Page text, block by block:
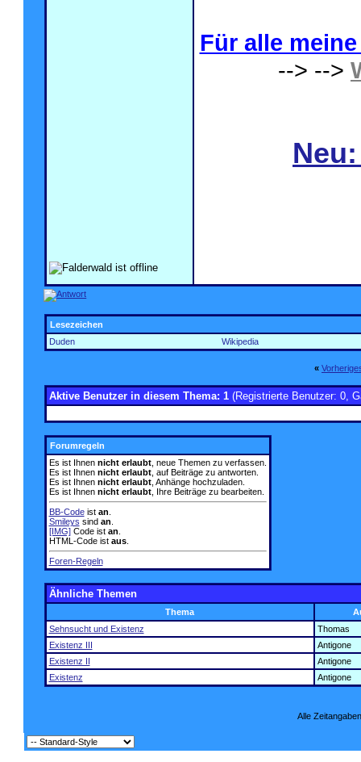
Für alle
--> -->
Lesezeichen
Duden
Wikipedia
«
Aktive Benutzer in diesem Thema: 1 (Registrierte Benutzer: 0,
Forumregeln
Es ist Ihnen nicht erlaubt, neue Themen zu verfassen.
Es ist Ihnen nicht erlaubt, auf Beiträge zu antworten.
Es ist Ihnen nicht erlaubt, Anhänge hochzuladen.
Es ist Ihnen nicht erlaubt, Ihre Beiträge zu bearbeiten.
BB-Codeist an
Smileys sind an
[IMG]Code ist an
HTML-Code ist aus.
Foren-Regeln
Ähnliche Themen
Thema
Sehnsucht und Existenz
Thomas
Existenz III
Antigone
Existenz II
Antigone
Existenz
Antigone
Alle